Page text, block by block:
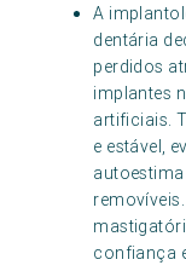
A
dentária
perdidos
implantes
artificiais.
e estável,
confiança